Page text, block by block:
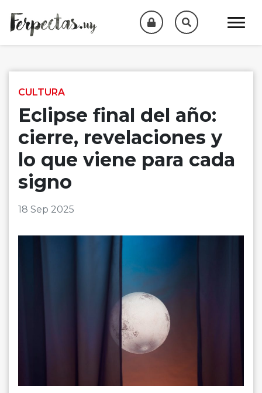
CULTURA
Eclipse final del año:
cierre, revelaciones y
lo que viene para cada
signo
18 Sep 2025